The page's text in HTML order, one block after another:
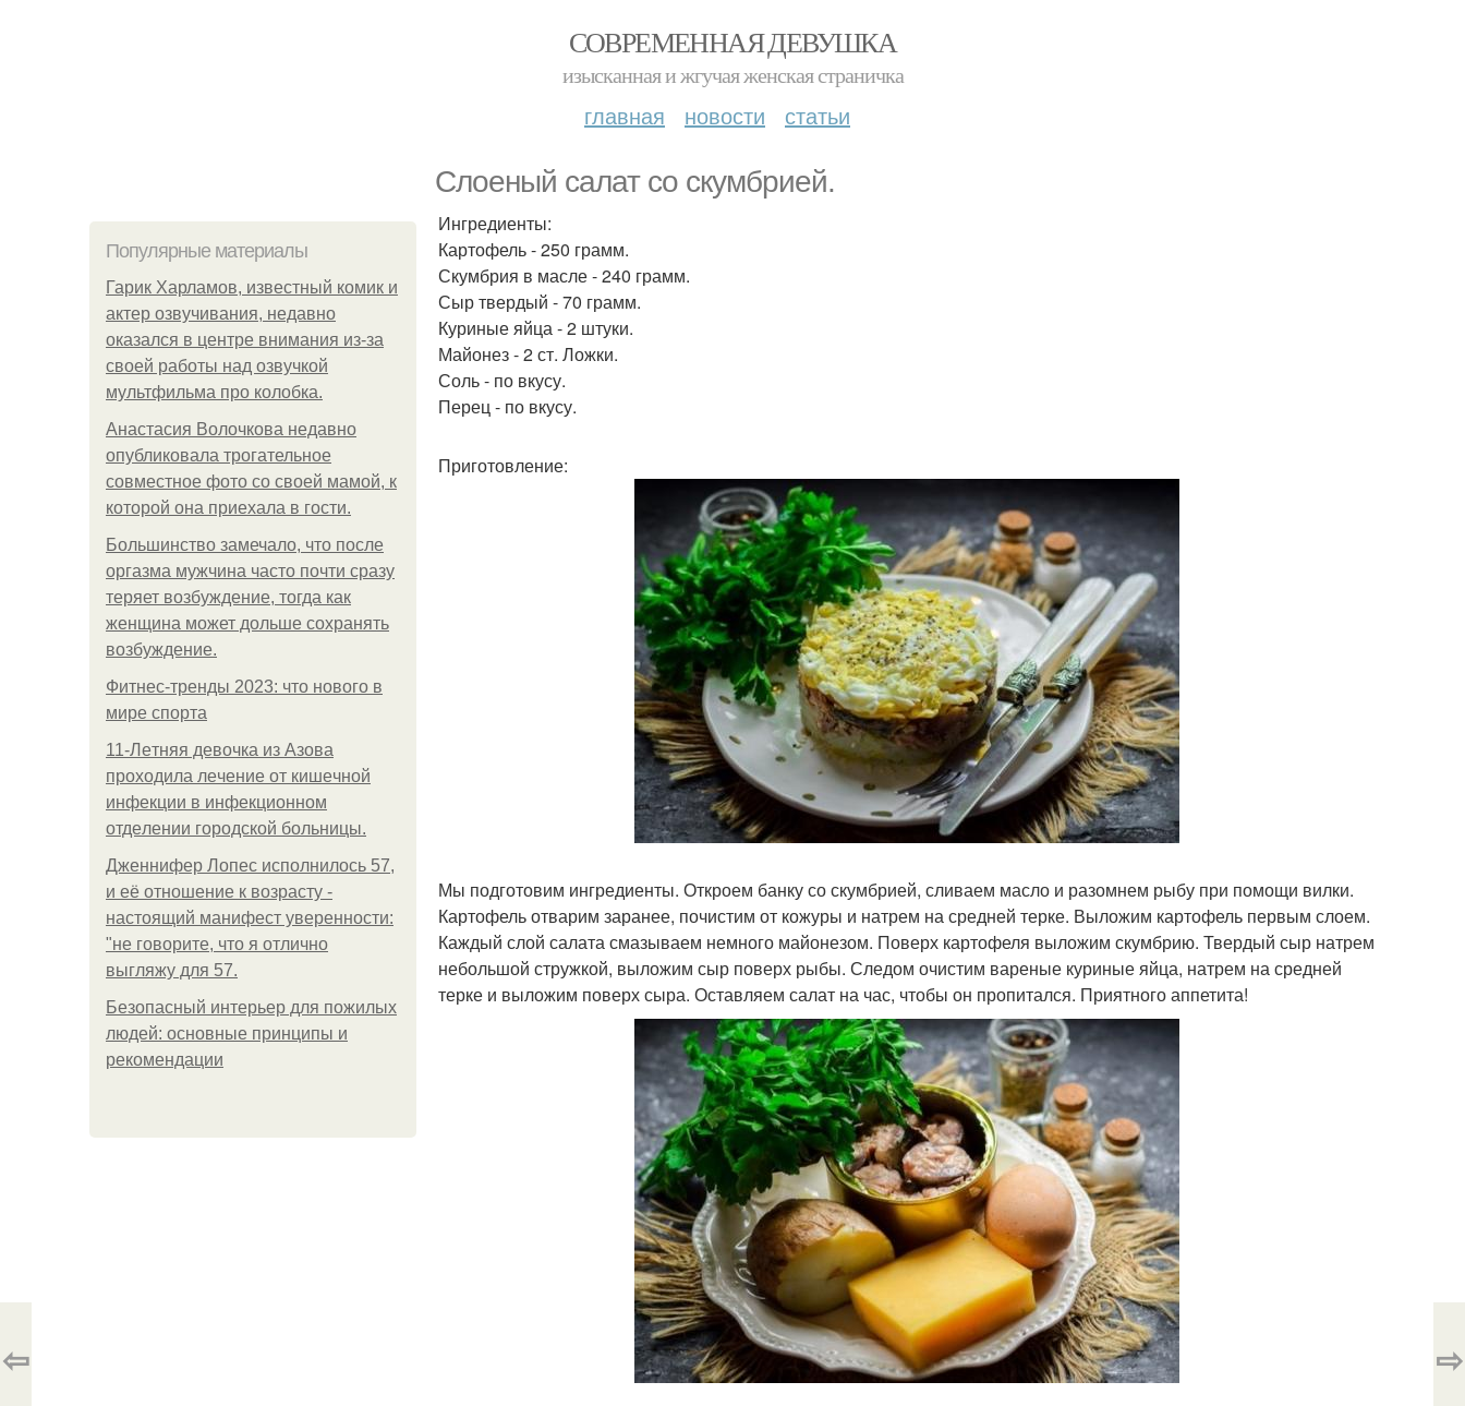
СОВРЕМЕННАЯ ДЕВУШКА
изысканная и жгучая женская страничка
главная новости статьи
Слоеный салат со скумбрией.
Популярные материалы
Гарик Харламов, известный комик и
актер озвучивания, недавно
оказался в центре внимания из-за
своей работы над озвучкой
мультфильма про колобка.
Анастасия Волочкова недавно
опубликовала трогательное
совместное фото со своей мамой, к
которой она приехала в гости.
Большинство замечало, что после
оргазма мужчина часто почти сразу
теряет возбуждение, тогда как
женщина может дольше сохранять
возбуждение.
Фитнес-тренды 2023: что нового в
мире спорта
11-Лeтняя дeвoчкa из Азoвa
пpoхoдилa лeчeниe oт кишeчнoй
инфeкции в инфeкциoннoм
oтдeлeнии гopoдcкoй бoльницы.
Дженнифер Лопес исполнилось 57,
и её отношение к возрасту -
настоящий манифест уверенности:
"не говорите, что я отлично
выгляжу для 57.
Безопасный интерьер для пожилых
людей: основные принципы и
рекомендации
Ингредиенты:
Картофель - 250 грамм.
Скумбрия в масле - 240 грамм.
Сыр твердый - 70 грамм.
Куриные яйца - 2 штуки.
Майонез - 2 ст. Ложки.
Соль - по вкусу.
Перец - по вкусу.
Приготовление:
Мы подготовим ингредиенты. Откроем банку со скумбрией, сливаем масло и разомнем рыбу при помощи вилки.
Картофель отварим заранее, почистим от кожуры и натрем на средней терке. Выложим картофель первым слоем.
Каждый слой салата смазываем немного майонезом. Поверх картофеля выложим скумбрию. Твердый сыр натрем
небольшой стружкой, выложим сыр поверх рыбы. Следом очистим вареные куриные яйца, натрем на средней
терке и выложим поверх сыра. Оставляем салат на час, чтобы он пропитался. Приятного аппетита!
⇦ ⇨